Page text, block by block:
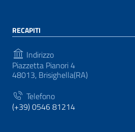
RECAPITI
Indirizzo
Piazzetta Pianori 4
48013, Brisighella(RA)
Telefono
(+39) 0546 81214